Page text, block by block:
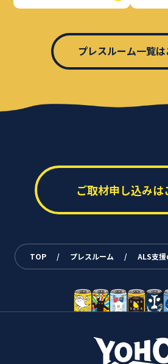
プレスルーム一覧は
ご取材申し込みは
TOP / プレスルーム / ALS支